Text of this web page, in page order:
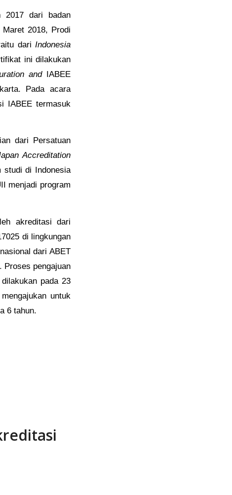
2017 dari badan
2018, Prodi
dari Indonesia
ini dilakukan
andIABEE
Pada acara
IABEE termasuk
dari Persatuan
Accreditation
studi di Indonesia
menjadi program
akreditasi dari
di lingkungan
dari ABET
Proses pengajuan
pada 23
untuk
6 tahun.